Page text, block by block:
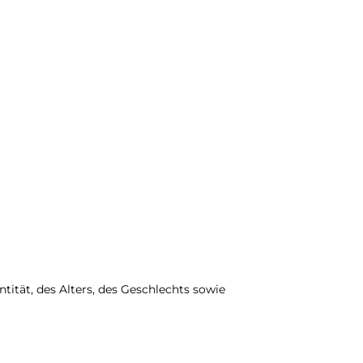
des Alters, des Geschlechts sowie